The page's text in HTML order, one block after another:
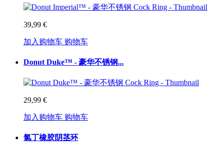
39,99 €
加入购物车 购物车
Donut Duke™ - 豪华不锈钢...
29,99 €
加入购物车 购物车
氯丁橡胶阴茎环